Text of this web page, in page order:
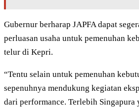
Gubernur berharap JAPFA dapat
perluasan usaha untuk pemenuhan
telur di Kepri.
“Tentu selain untuk pemenuhan
sepenuhnya mendukung kegiatan
dari performance. Terlebih Singapura